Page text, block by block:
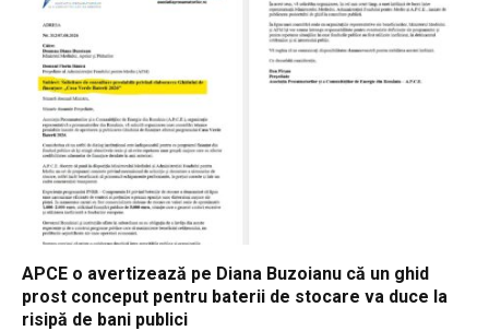
APCE o avertizează pe Diana Buzoianu că un ghid
prost conceput pentru baterii de stocare va duce la
risipă de bani publici